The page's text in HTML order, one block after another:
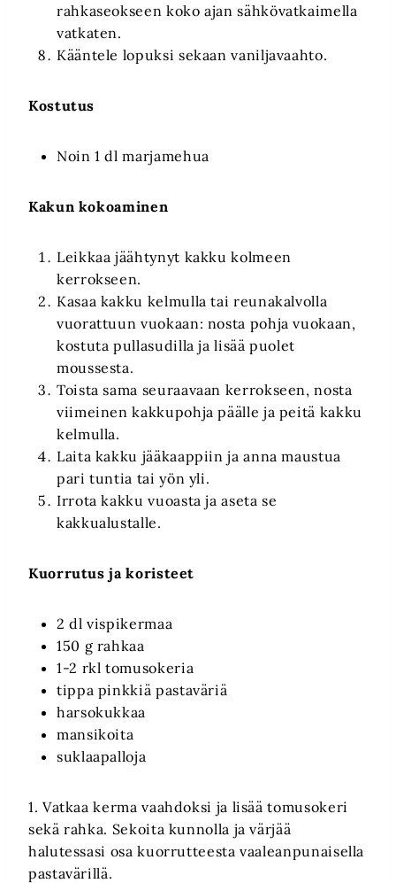
rahkaseokseen koko ajan sähkövatkaimella
vatkaten.
Kääntele lopuksi sekaan vaniljavaahto.
Kostutus
Noin 1 dl marjamehua
Kakun kokoaminen
Leikkaa jäähtynyt kakku kolmeen
kerrokseen.
Kasaa kakku kelmulla tai reunakalvolla
vuorattuun vuokaan: nosta pohja vuokaan,
kostuta pullasudilla ja lisää puolet
moussesta.
Toista sama seuraavaan kerrokseen, nosta
viimeinen kakkupohja päälle ja peitä kakku
kelmulla.
Laita kakku jääkaappiin ja anna maustua
pari tuntia tai yön yli.
Irrota kakku vuoasta ja aseta se
kakkualustalle.
Kuorrutus ja koristeet
2 dl vispikermaa
150 g rahkaa
1-2 rkl tomusokeria
tippa pinkkiä pastaväriä
harsokukkaa
mansikoita
suklaapalloja
1. Vatkaa kerma vaahdoksi ja lisää tomusokeri
sekä rahka. Sekoita kunnolla ja värjää
halutessasi osa kuorrutteesta vaaleanpunaisella
pastavärillä.